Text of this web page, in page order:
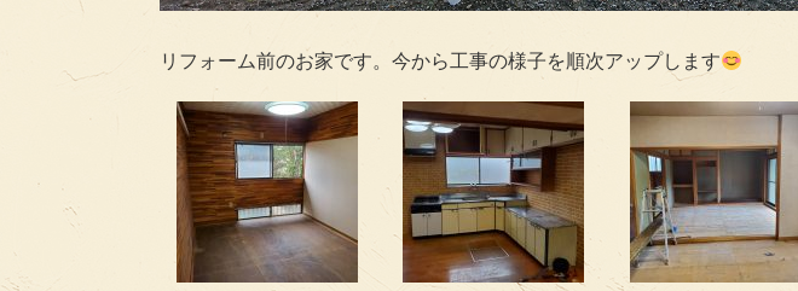
リフォーム前のお家です。今から工事の様子を順次アップします